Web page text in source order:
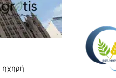
ηχηρή